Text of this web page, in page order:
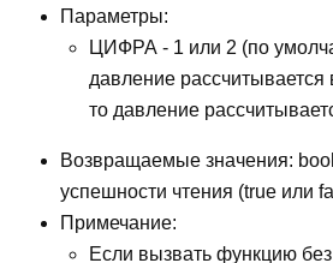
Параметры:
ЦИФРА - 1 или 2 (по
давление рассчитывается
то давление
Возвращаемые значения: bool
успешности чтения (true или
Примечание:
Если вызвать функцию